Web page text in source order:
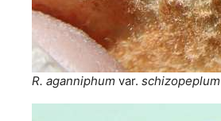
R. aganniphum var. schizopeplum